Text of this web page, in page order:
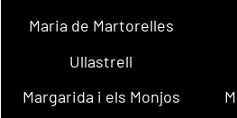
Maria de Martorelles
Ullastrell
Margarida i els Monjos